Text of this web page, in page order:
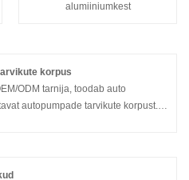
alumiiniumkest
korpus
ODM tarnija, toodab auto
autopumpade tarvikute korpust.
Valamisprotsessis